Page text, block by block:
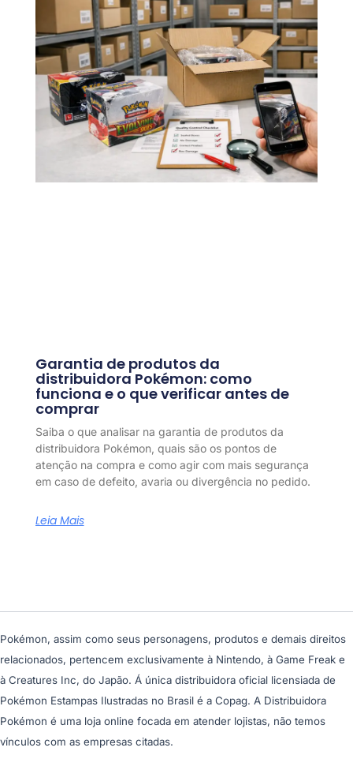
Garantia de produtos da
distribuidora Pokémon: como
funciona e o que verificar antes de
comprar
Saiba o que analisar na garantia de produtos da
distribuidora Pokémon, quais são os pontos de
atenção na compra e como agir com mais segurança
em caso de defeito, avaria ou divergência no pedido.
Leia Mais
Pokémon, assim como seus personagens, produtos e demais direitos
relacionados, pertencem exclusivamente à Nintendo, à Game Freak e
à Creatures Inc, do Japão. Á única distribuidora oficial licensiada de
Pokémon Estampas Ilustradas no Brasil é a Copag. A Distribuidora
Pokémon é uma loja online focada em atender lojistas, não temos
vínculos com as empresas citadas.